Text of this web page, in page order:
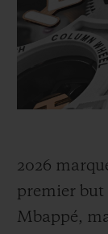
écoulée,
fulgurante.
nombreux
des
poursuit
2026
premier but
Mbappé,